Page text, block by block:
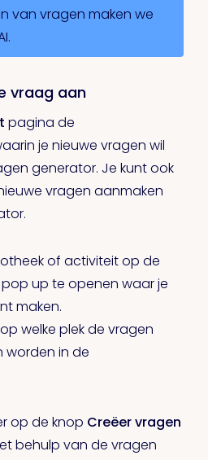
van vragen maken we
vraag aan
pagina de
je nieuwe vragen wil
generator. Je kunt ook
vragen aanmaken
of activiteit op de
up te openen waar je
maken.
op welke plek de vragen
in de
op de knop Creëer vragen
behulp van de vragen